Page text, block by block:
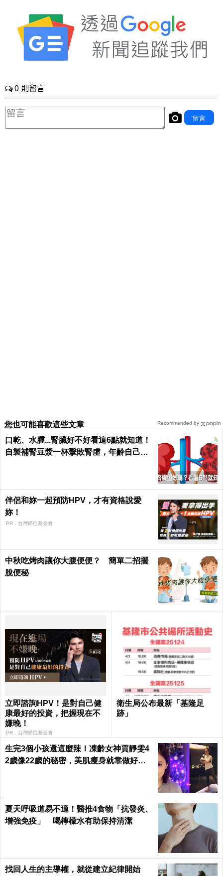
您也可能喜歡這些文章
口乾、水腫...腎臟好不好看這6點就知道！
自製補腎豆漿一杯擊敗腎虛，年齡自己決
伴侶和妳一起預防HPV，才有資格說愛
妳！
PR．台灣癌症基金會
中秋吃烤肉讓你大腹便便？ 簡單二招擺
脫便秘
立即諮詢HPV！是對自己健
康最好的投資，把握現在不
嫌晚！
PR．台灣癌症基金會
衛生局公布最新「基隆足
跡」
生完3個小孩還這麼辣！凍齡女神賈靜雯4
2歲像22歲的秘密，美肌瘦身就靠做好這3
夏天呼吸道易不適！醫推4食物「抗發炎、
增強免疫」 喝檸檬水有助保持清潔
找回人生的主導權，就從建立紀律開始
Recommended by